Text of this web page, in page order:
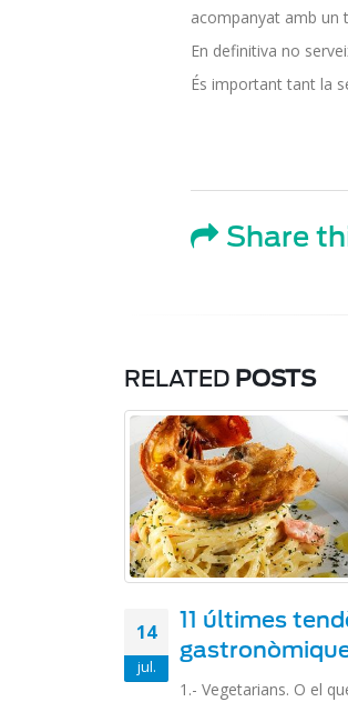
acompanyat amb un
En definitiva no
És important tant la
Share
RELATED POSTS
14
jul.
11 últimes
1.- Vegetarians. O el